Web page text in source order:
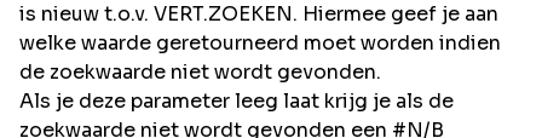
is nieuw t.o.v. VERT.ZOEKEN. Hiermee geef je aan
welke waarde geretourneerd moet worden indien
de zoekwaarde niet wordt gevonden.
Als je deze parameter leeg laat krijg je als de
zoekwaarde niet wordt gevonden een #N/B